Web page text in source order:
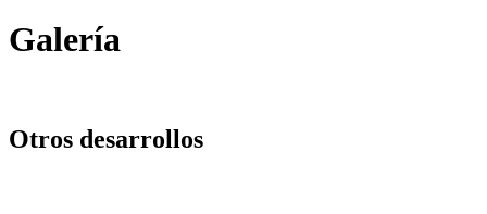
Galería
Otros desarrollos